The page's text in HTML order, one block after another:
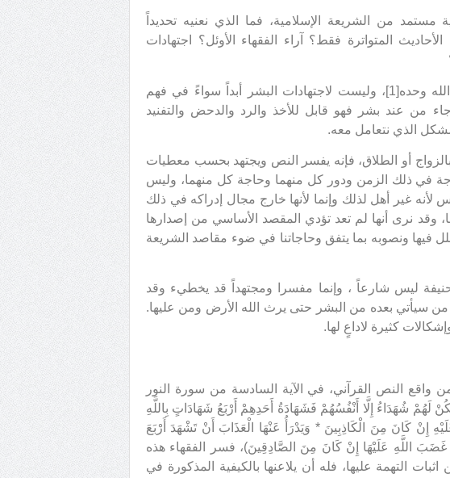
من الشريعة الإسلامية، فما الذي نعنيه تحديداً
المتواترة فقط؟ آراء الفقهاء الأوئل؟ اجتهادات
أحسبني والقاريء متفقين أن القدسية لكلام الله وحده[1]، وليست لاجتهادات البشر أبداً سواءً في فهم
من عند بشر فهو قابل للأخذ والرد والدحض والتفنيد
الذي نتعامل معه.
بالزواج أو الطلاق، فإنه يفسر النص ويجتهد بحسب معطيات
في ذلك الزمن ودور كل منهما وحاجة كل منهما، وليس
لأنه غير أهل لذلك وإنما لأنها خارج مجال إدراكه في ذلك
وقد نرى أنها لم تعد تؤدي المقصد الأساسي من إصدارها
فيها ونصوبه بما يتفق وحاجاتنا في ضوء مقاصد الشريعة
ليس شارعاً ، وإنما مفسرا ومجتهداً قد يخطيء وقد
سيأتي بعده من البشر حتى يرث الله الأرض ومن عليها.
كثيرة لاداعٍ لها.
من واقع النص القرآني، في الآية السادسة من سورة النور
لَهُمْ شُهَدَاءُ إِلَّا أَنْفُسُهُمْ فَشَهَادَةُ أَحَدِهِمْ أَرْبَعُ شَهَادَاتٍ بِاللَّهِ
إِنْ كَانَ مِنَ الْكَاذِبِينَ * وَيَدْرَأُ عَنْهَا الْعَذَابَ أَنْ تَشْهَدَ أَرْبَعَ
غَضَبَ اللَّهِ عَلَيْهَا إِنْ كَانَ مِنَ الصَّادِقِينَ)، فسر الفقهاء هذه
التهمة عليها، فله أن يلاعنها بالكيفية المذكورة في